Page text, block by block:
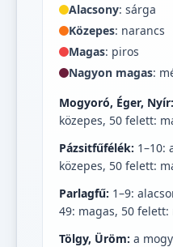
Alacsony: sárga
Közepes: narancs
Magas: piros
Nagyon magas:
Mogyoró, Éger, Nyír:
közepes, 50 felett:
Pázsitfűfélék: 1–10:
közepes, 50 felett:
Parlagfű: 1–9:
49: magas, 50
Tölgy, Üröm: a